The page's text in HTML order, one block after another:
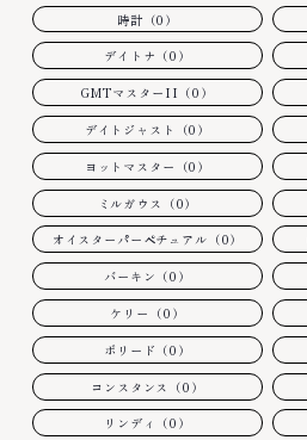
時計（0）
デイトナ（0）
GMTマスターII（0）
デイトジャスト（0）
ヨットマスター（0）
ミルガウス（0）
オイスターパーペチュアル（0）
バーキン（0）
ケリー（0）
ボリード（0）
コンスタンス（0）
リンディ（0）